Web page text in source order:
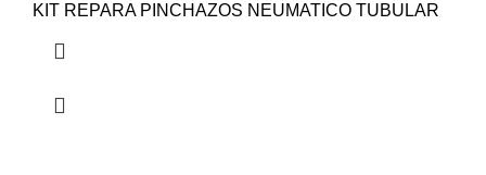
KIT REPARA PINCHAZOS NEUMATICO TUBULAR